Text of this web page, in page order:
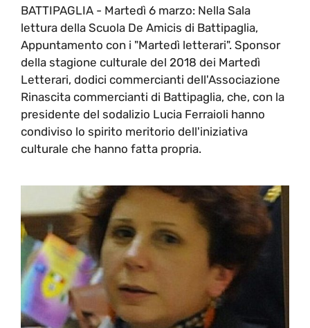
BATTIPAGLIA - Martedì 6 marzo: Nella Sala
lettura della Scuola De Amicis di Battipaglia,
Appuntamento con i "Martedì letterari". Sponsor
della stagione culturale del 2018 dei Martedì
Letterari, dodici commercianti dell'Associazione
Rinascita commercianti di Battipaglia, che, con la
presidente del sodalizio Lucia Ferraioli hanno
condiviso lo spirito meritorio dell'iniziativa
culturale che hanno fatta propria.